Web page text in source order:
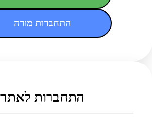
התחברות מורה
התחברות לאתר